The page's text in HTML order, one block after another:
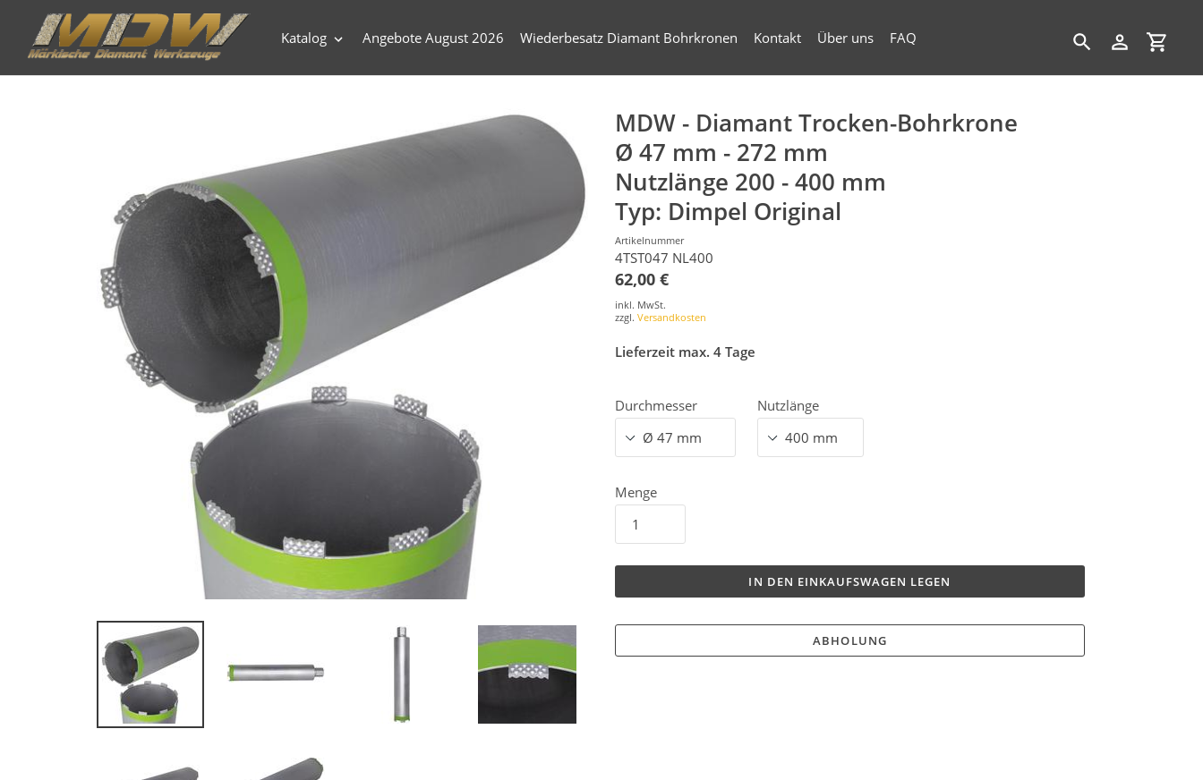
Inhalt
Katalog Angebote August 2026 Wiederbesatz Diamant Bohrkronen Kontakt Über uns FAQ
SuchenEinloggen
MDW - Diamant Trocken-Bohrkrone
Ø 47 mm - 272 mm
Nutzlänge 200 - 400 mm
Typ: Dimpel Original
Artikelnummer
4TST047 NL400
62,00 €
inkl. MwSt.
zzgl. Versandkosten
Lieferzeit max. 4 Tage
Durchmesser Nutzlänge
Menge
IN DEN EINKAUFSWAGEN LEGEN
ABHOLUNG